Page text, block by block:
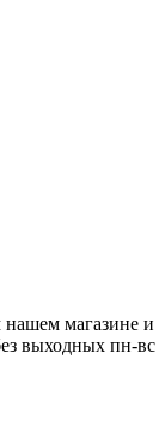
магазине и
выходных пн-вс